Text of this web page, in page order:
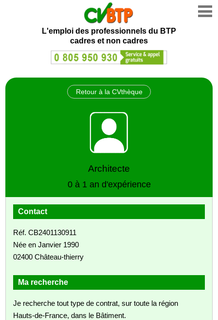
L'emploi des professionnels du BTP
cadres et non cadres
Retour à la CVthèque
Architecte
0 à 1 an d'expérience
Contact
Réf. CB2401130911
Née en Janvier 1990
02400 Château-thierry
Ma recherche
Je recherche tout type de contrat, sur toute la région
Hauts-de-France, dans le Bâtiment.